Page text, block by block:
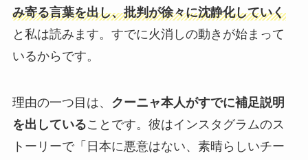
み寄る言葉を出し、批判が徐々に沈静化していく
と私は読みます。すでに火消しの動きが始まって
いるからです。
理由の一つ目は、 クーニャ本人がすでに補足説明
を出していることです。彼はインスタグラムのス
トーリーで「日本に悪意はない、素晴らしいチー